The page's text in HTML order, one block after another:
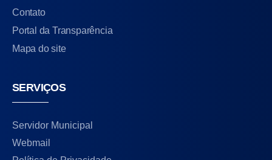
Contato
Portal da Transparência
Mapa do site
SERVIÇOS
Servidor Municipal
Webmail